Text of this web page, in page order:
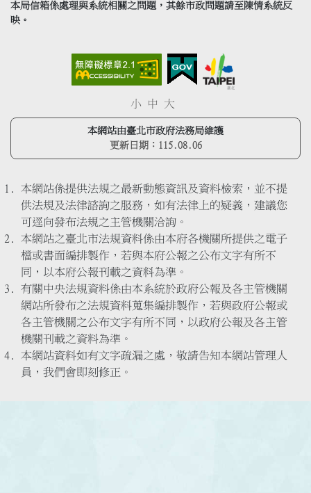
本局信箱係處理與系統相關之問題，其餘市政問題請至陳情系統反
映。
小 中 大
本網站由臺北市政府法務局維護
更新日期： 115.08.06
本網站係提供法規之最新動態資訊及資料檢索，並不提
供法規及法律諮詢之服務，如有法律上的疑義，建議您
可逕向發布法規之主管機關洽詢。
本網站之臺北市法規資料係由本府各機關所提供之電子
檔或書面編排製作，若與本府公報之公布文字有所不
同，以本府公報刊載之資料為準。
有關中央法規資料係由本系統於政府公報及各主管機關
網站所發布之法規資料蒐集編排製作，若與政府公報或
各主管機關之公布文字有所不同，以政府公報及各主管
機關刊載之資料為準。
本網站資料如有文字疏漏之處，敬請告知本網站管理人
員，我們會即刻修正。